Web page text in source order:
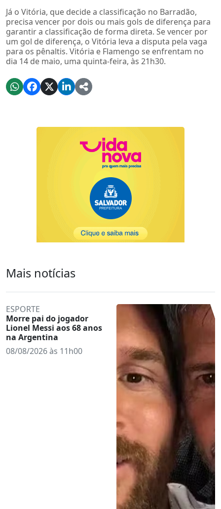
Já o Vitória, que decide a classificação no Barradão,
precisa vencer por dois ou mais gols de diferença para
garantir a classificação de forma direta. Se vencer por
um gol de diferença, o Vitória leva a disputa pela vaga
para os pênaltis. Vitória e Flamengo se enfrentam no
dia 14 de maio, uma quinta-feira, às 21h30.
Mais notícias
ESPORTE
Morre pai do jogador
Lionel Messi aos 68 anos
na Argentina
08/08/2026 às 11h00